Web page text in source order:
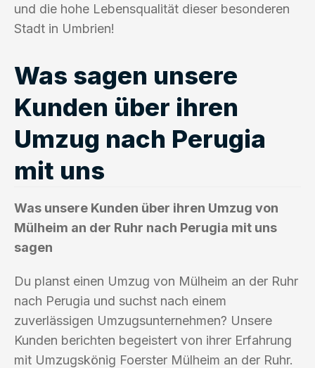
und die hohe Lebensqualität dieser besonderen
Stadt in Umbrien!
Was sagen unsere
Kunden über ihren
Umzug nach Perugia
mit uns
Was unsere Kunden über ihren Umzug von
Mülheim an der Ruhr nach Perugia mit uns
sagen
Du planst einen Umzug von Mülheim an der Ruhr
nach Perugia und suchst nach einem
zuverlässigen Umzugsunternehmen? Unsere
Kunden berichten begeistert von ihrer Erfahrung
mit Umzugskönig Foerster Mülheim an der Ruhr.